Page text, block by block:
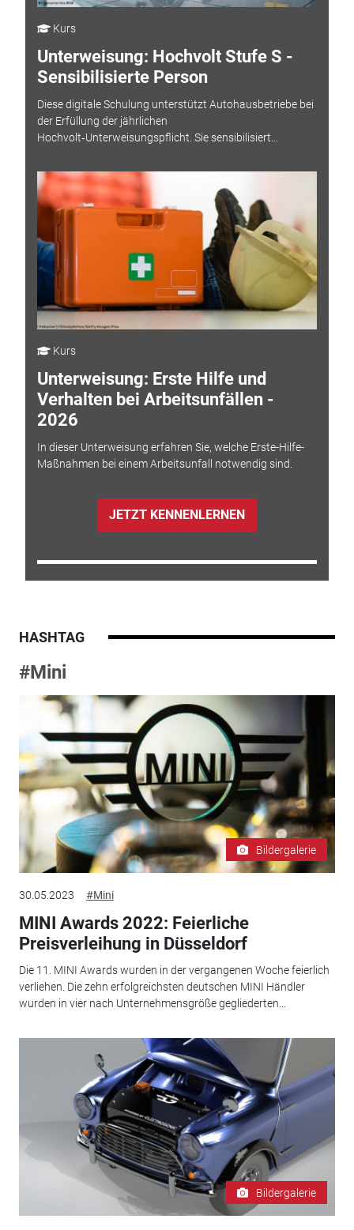
Kurs
Unterweisung: Hochvolt Stufe S -
Sensibilisierte Person
Diese digitale Schulung unterstützt Autohausbetriebe bei
der Erfüllung der jährlichen
Hochvolt‑Unterweisungspflicht. Sie sensibilisiert...
Kurs
Unterweisung: Erste Hilfe und
Verhalten bei Arbeitsunfällen -
2026
In dieser Unterweisung erfahren Sie, welche Erste-Hilfe-
Maßnahmen bei einem Arbeitsunfall notwendig sind.
JETZT KENNENLERNEN
HASHTAG
#Mini
Bildergalerie
30.05.2023 #Mini
MINI Awards 2022: Feierliche
Preisverleihung in Düsseldorf
Die 11. MINI Awards wurden in der vergangenen Woche feierlich
verliehen. Die zehn erfolgreichsten deutschen MINI Händler
wurden in vier nach Unternehmensgröße gegliederten...
Bildergalerie